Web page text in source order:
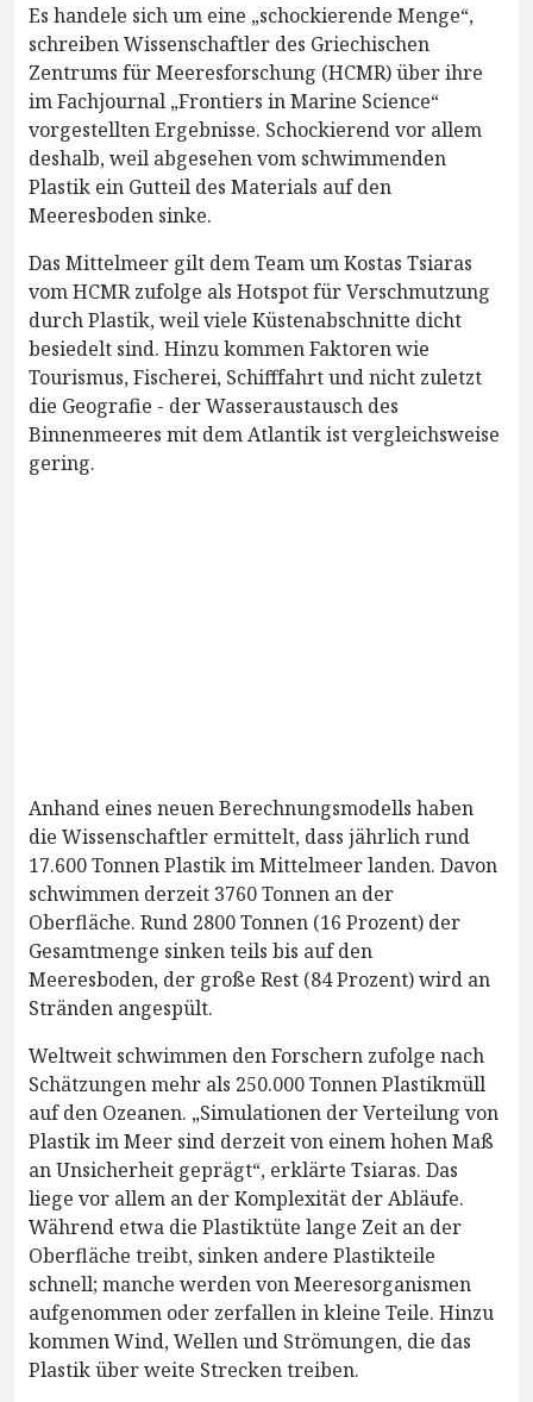
Es handele sich um eine „schockierende Menge“,
schreiben Wissenschaftler des Griechischen
Zentrums für Meeresforschung (HCMR) über ihre
im Fachjournal „Frontiers in Marine Science“
vorgestellten Ergebnisse. Schockierend vor allem
deshalb, weil abgesehen vom schwimmenden
Plastik ein Gutteil des Materials auf den
Meeresboden sinke.
Das Mittelmeer gilt dem Team um Kostas Tsiaras
vom HCMR zufolge als Hotspot für Verschmutzung
durch Plastik, weil viele Küstenabschnitte dicht
besiedelt sind. Hinzu kommen Faktoren wie
Tourismus, Fischerei, Schifffahrt und nicht zuletzt
die Geografie - der Wasseraustausch des
Binnenmeeres mit dem Atlantik ist vergleichsweise
gering.
Anhand eines neuen Berechnungsmodells haben
die Wissenschaftler ermittelt, dass jährlich rund
17.600 Tonnen Plastik im Mittelmeer landen. Davon
schwimmen derzeit 3760 Tonnen an der
Oberfläche. Rund 2800 Tonnen (16 Prozent) der
Gesamtmenge sinken teils bis auf den
Meeresboden, der große Rest (84 Prozent) wird an
Stränden angespült.
Weltweit schwimmen den Forschern zufolge nach
Schätzungen mehr als 250.000 Tonnen Plastikmüll
auf den Ozeanen. „Simulationen der Verteilung von
Plastik im Meer sind derzeit von einem hohen Maß
an Unsicherheit geprägt“, erklärte Tsiaras. Das
liege vor allem an der Komplexität der Abläufe.
Während etwa die Plastiktüte lange Zeit an der
Oberfläche treibt, sinken andere Plastikteile
schnell; manche werden von Meeresorganismen
aufgenommen oder zerfallen in kleine Teile. Hinzu
kommen Wind, Wellen und Strömungen, die das
Plastik über weite Strecken treiben.